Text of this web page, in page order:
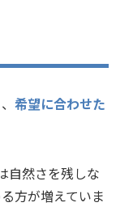
希望に合わせた
自然さを残しな
方が増えていま